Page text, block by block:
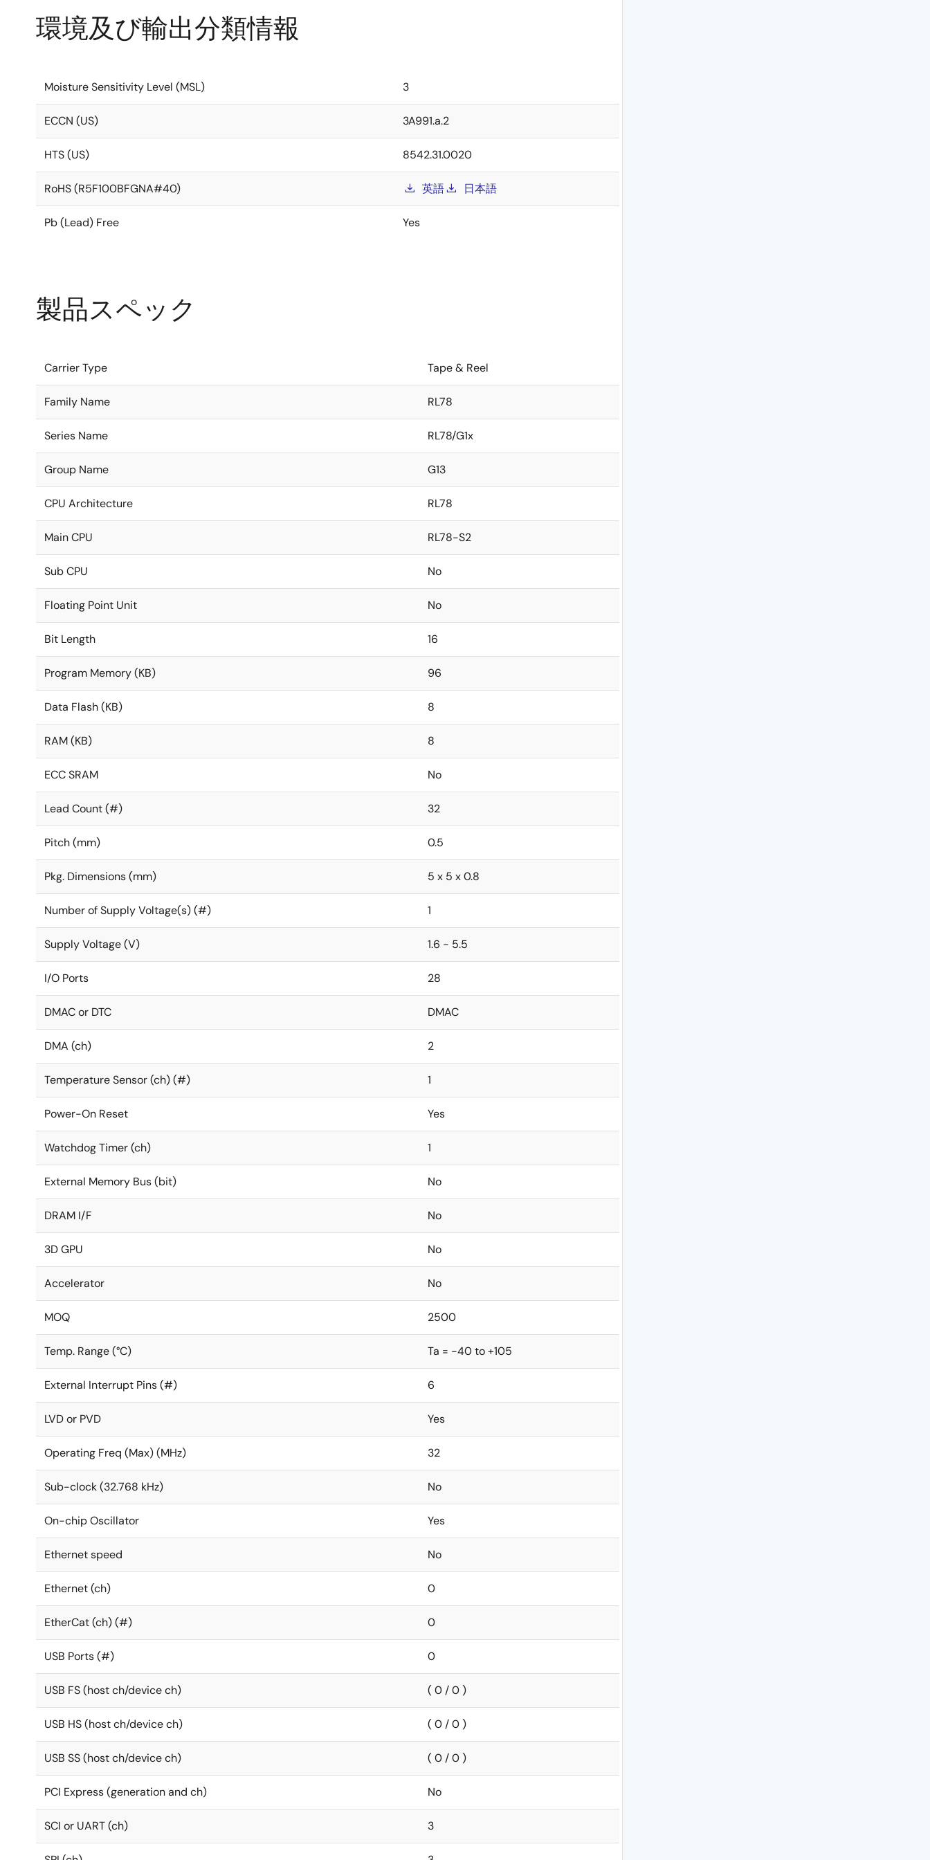
環境及び輸出分類情報
Moisture Sensitivity Level (MSL) 3
ECCN (US) 3A991.a.2
HTS (US) 8542.31.0020
RoHS (R5F100BFGNA#40) 英語 日本語
Pb (Lead) Free Yes
製品スペック
Carrier Type Tape & Reel
Family Name RL78
Series Name RL78/G1x
Group Name G13
CPU Architecture RL78
Main CPU RL78-S2
Sub CPU No
Floating Point Unit No
Bit Length 16
Program Memory (KB) 96
Data Flash (KB) 8
RAM (KB) 8
ECC SRAM No
Lead Count (#) 32
Pitch (mm) 0.5
Pkg. Dimensions (mm) 5 x 5 x 0.8
Number of Supply Voltage(s) (#) 1
Supply Voltage (V) 1.6 - 5.5
I/O Ports 28
DMAC or DTC DMAC
DMA (ch) 2
Temperature Sensor (ch) (#) 1
Power-On Reset Yes
Watchdog Timer (ch) 1
External Memory Bus (bit) No
DRAM I/F No
3D GPU No
Accelerator No
MOQ 2500
Temp. Range (°C) Ta = -40 to +105
External Interrupt Pins (#) 6
LVD or PVD Yes
Operating Freq (Max) (MHz) 32
Sub-clock (32.768 kHz) No
On-chip Oscillator Yes
Ethernet speed No
Ethernet (ch) 0
EtherCat (ch) (#) 0
USB Ports (#) 0
USB FS (host ch/device ch) ( 0 / 0 )
USB HS (host ch/device ch) ( 0 / 0 )
USB SS (host ch/device ch) ( 0 / 0 )
PCI Express (generation and ch) No
SCI or UART (ch) 3